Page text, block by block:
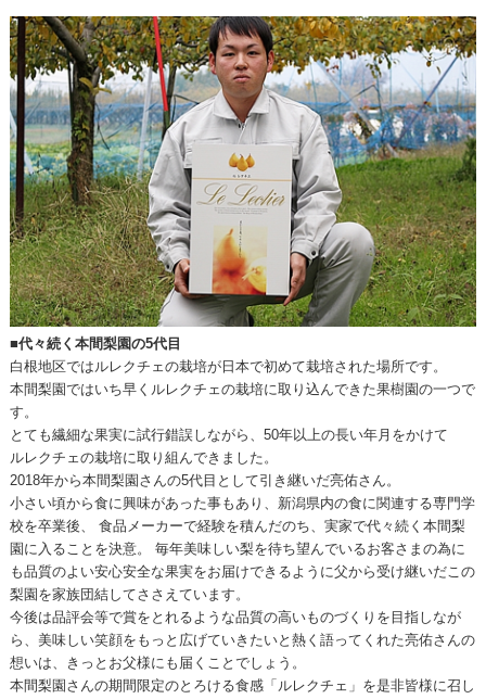
■代々続く本間梨園の5代目
白根地区ではルレクチェの栽培が日本で初めて栽培された場所です。
本間梨園ではいち早くルレクチェの栽培に取り込んできた果樹園の一つで
す。
とても繊細な果実に試行錯誤しながら、50年以上の長い年月をかけて
ルレクチェの栽培に取り組んできました。
2018年から本間梨園さんの5代目として引き継いだ亮佑さん。
小さい頃から食に興味があった事もあり、新潟県内の食に関連する専門学
校を卒業後、 食品メーカーで経験を積んだのち、実家で代々続く本間梨
園に入ることを決意。 毎年美味しい梨を待ち望んでいるお客さまの為に
も品質のよい安心安全な果実をお届けできるように父から受け継いだこの
梨園を家族団結してささえています。
今後は品評会等で賞をとれるような品質の高いものづくりを目指しなが
ら、美味しい笑顔をもっと広げていきたいと熱く語ってくれた亮佑さんの
想いは、きっとお父様にも届くことでしょう。
本間梨園さんの期間限定のとろける食感「ルレクチェ」を是非皆様に召し